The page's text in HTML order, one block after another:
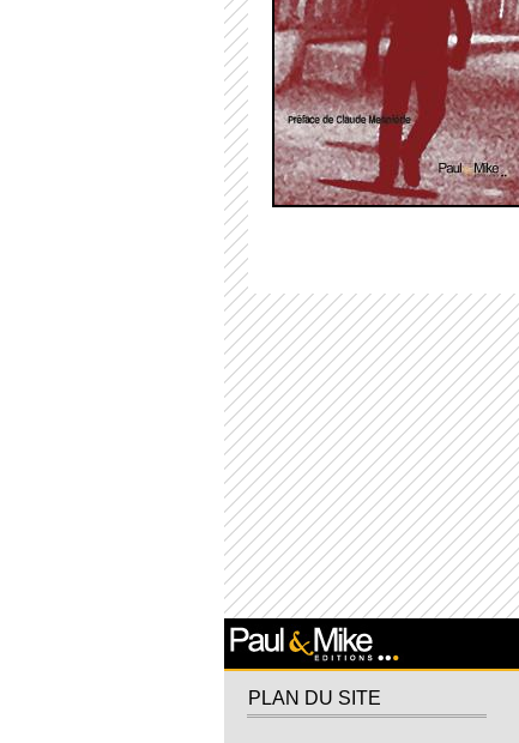
PLAN DU SITE